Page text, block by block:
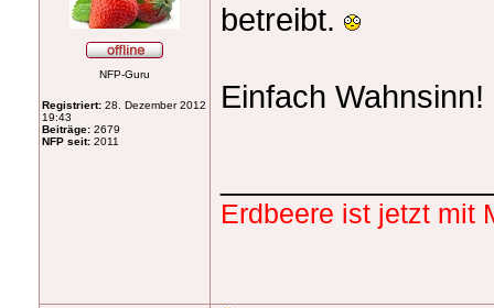
NFP-Guru
Registriert: 28. Dezember 2012
19:43
Beiträge: 2679
NFP seit: 2011
betreibt.
Einfach Wahnsinn!
Erdbeere ist jetzt mit